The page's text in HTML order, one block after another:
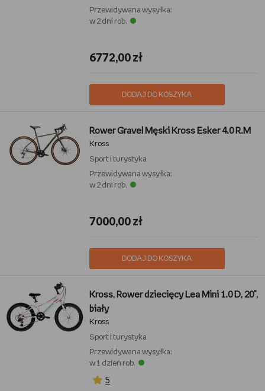
Przewidywana wysyłka:
w 2 dni rob.
6772,00 zł
DODAJ DO KOSZYKA
Rower Gravel Męski Kross Esker 4.0 R.M
Kross
Sport i turystyka
Przewidywana wysyłka:
w 2 dni rob.
7000,00 zł
DODAJ DO KOSZYKA
Kross, Rower dziecięcy Lea Mini 1.0 D, 20",
biały
Kross
Sport i turystyka
Przewidywana wysyłka:
w 1 dzień rob.
5